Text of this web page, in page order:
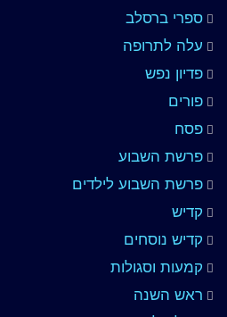
ספרי ברסלב
עלה לתרופה
פדיון נפש
פורים
פסח
פרשת השבוע
פרשת השבוע לילדים
קדיש
קדיש נוסחים
קמעות וסגולות
ראש השנה